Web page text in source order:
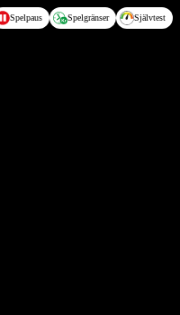
Spelpaus Spelgränser Självtest